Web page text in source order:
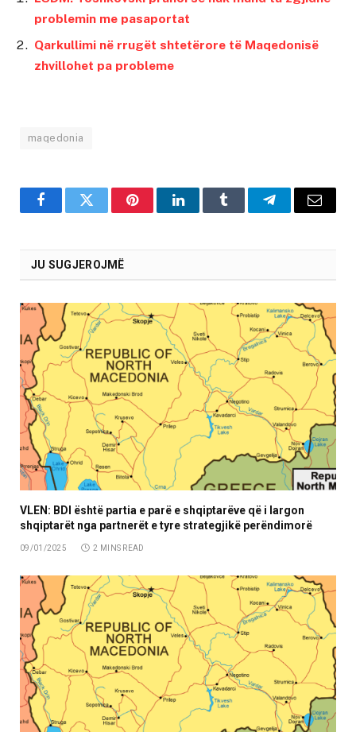
problemin me pasaportat
Qarkullimi në rrugët shtetërore të Maqedonisë
zhvillohet pa probleme
maqedonia
FacebookTwitter PinterestLinkedInTumblr TelegramEmail
JU SUGJEROJMË
VLEN: BDI është partia e parë e shqiptarëve që i largon
shqiptarët nga partnerët e tyre strategjikë perëndimorë
09/01/2025 2 MINS READ